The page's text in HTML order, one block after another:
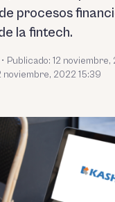
procesos
la fintech.
• Publicado: 12 noviembre,
noviembre, 2022 15:39